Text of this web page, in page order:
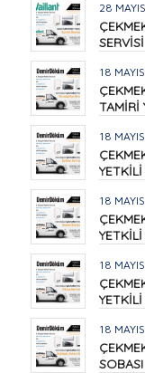
28
SERVİSİ
18
TAMİRİ
18
18
18
18